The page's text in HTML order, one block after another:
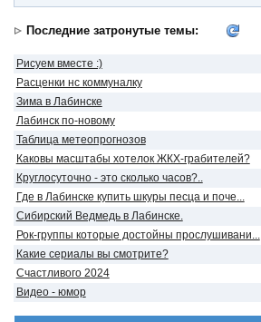
Последние затронутые темы:
Рисуем вместе :)
Расценки нс коммуналку
Зима в Лабинске
Лабинск по-новому
Таблица метеопрогнозов
Каковы масштабы хотелок ЖКХ-грабителей?
Круглосуточно - это сколько часов?..
Где в Лабинске купить шкуры песца и поче...
Сибирский Ведмедь в Лабинске.
Рок-группы которые достойны прослушивани...
Какие сериалы вы смотрите?
Счастливого 2024
Видео - юмор